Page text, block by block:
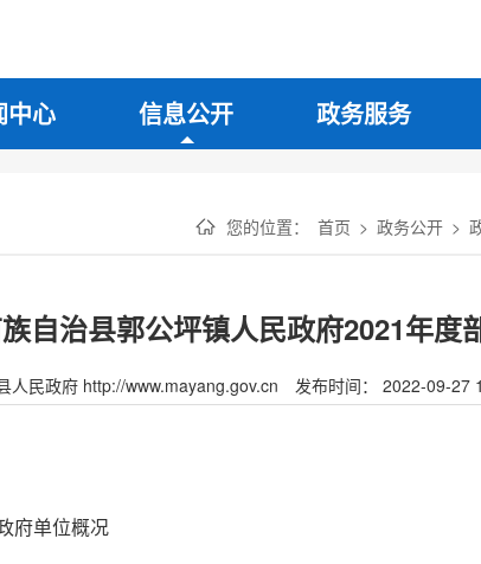
中心 信息公开 政务服务
您的位置： 首页 > 政务公开 >
自治县郭公坪镇人民政府2021年度
人民政府 http://www.mayang.gov.cn 发布时间： 2022-09-27
府单位概况